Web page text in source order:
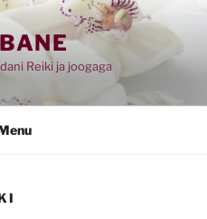
Reiki ja joogaga